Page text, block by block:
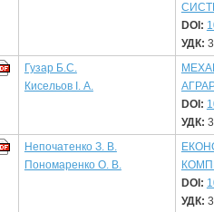
DOI:
УДК:
Гузар Б.С.
Кисельов І. А.
DOI:
УДК:
Непочатенко З. В.
Пономаренко О. В.
DOI:
УДК: